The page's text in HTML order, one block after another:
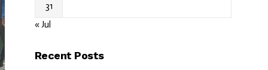
31
« Jul
Recent Posts